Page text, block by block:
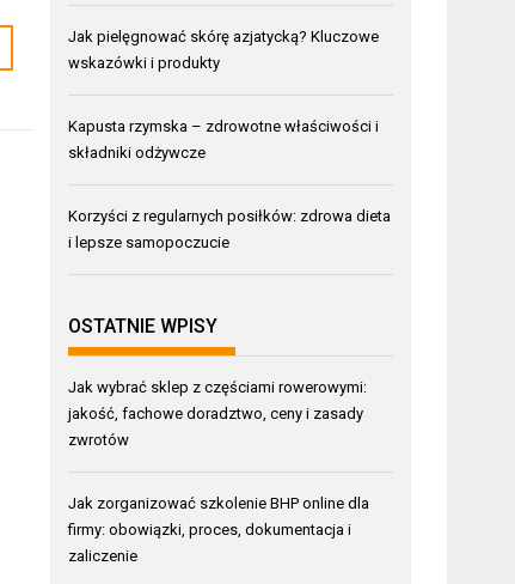
Jak pielęgnować skórę azjatycką? Kluczowe
wskazówki i produkty
Kapusta rzymska – zdrowotne właściwości i
składniki odżywcze
Korzyści z regularnych posiłków: zdrowa dieta
i lepsze samopoczucie
OSTATNIE WPISY
Jak wybrać sklep z częściami rowerowymi:
jakość, fachowe doradztwo, ceny i zasady
zwrotów
Jak zorganizować szkolenie BHP online dla
firmy: obowiązki, proces, dokumentacja i
zaliczenie